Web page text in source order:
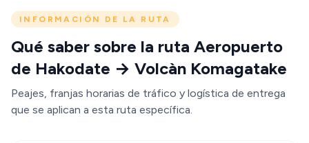
INFORMACIÓN DE LA RUTA
Qué saber sobre la ruta Aeropuerto
de Hakodate → Volcàn Komagatake
Peajes, franjas horarias de tráfico y logística de entrega
que se aplican a esta ruta específica.